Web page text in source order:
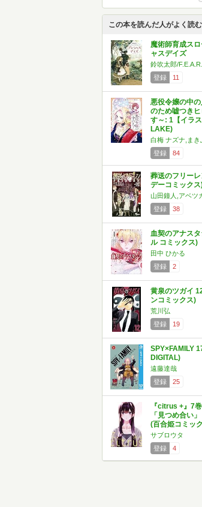
この本を読んだ人がよく読
魔術師育成ス
ャスデイズ
鈴吹太郎/F.E.A.R.
登録
11
悪役令嬢の中
のため嘘つき
す～: 1【イラ
LAKE)
白梅 ナズナ,まき
登録
84
葬送のフリー
デーコミックス
山田鐘人,アベツ
登録
38
血契のアナス
ル コミックス)
田中 ひかる
登録
2
黄泉のツガイ
ンコミックス)
荒川弘
登録
19
SPY×FAMILY
DIGITAL)
遠藤達哉
登録
25
『citrus +』7
「見つめ合い
(百合姫コミッ
サブロウタ
登録
4